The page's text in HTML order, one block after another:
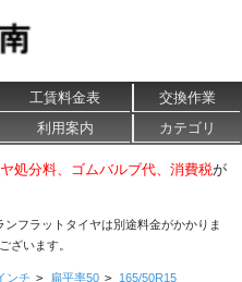
工賃料金表
交換作業
利用案内 カテゴリ
処分料、ゴムバルブ代、消費税が
フラットタイヤは別途料金がかかりま
ざいます。
ンチ > 扁平率50 > 165/50R15